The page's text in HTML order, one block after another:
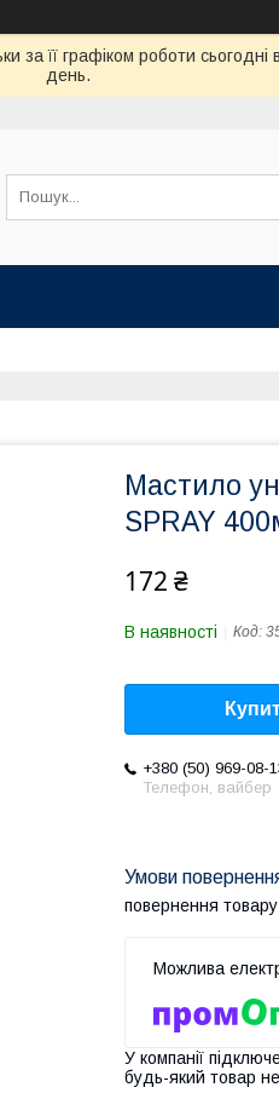
за її графіком роботи
день.
Мастило
SPRAY
172 ₴
В наявності Код:
+380 (50) 969-08-
Телефон, вайбер
повернення
У компанії
будь-який товар